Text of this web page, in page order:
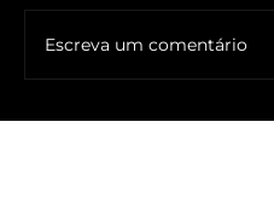
Escreva um comentário